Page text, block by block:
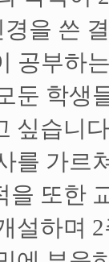
을 쓴
공부하
둔 학생
싶습니
를 가르
을 또한
설하며